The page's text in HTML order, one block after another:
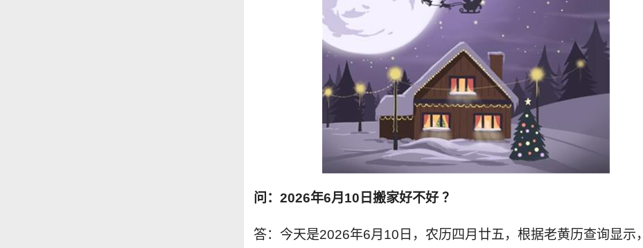
问：2026年6月10日搬家好不好 ？
答：今天是2026年6月10日，农历四月廿五，根据老黄历查询显示，